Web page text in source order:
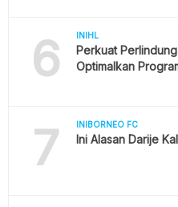
6 INIHL
Perkuat
Optimalkan
7 INIBORNEO FC
Ini Alasan Darije